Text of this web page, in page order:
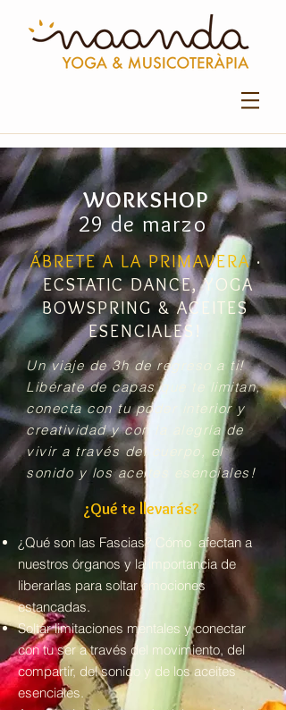
¿Qué te llevarás?
¿Qué son las Fascias? Cómo afectan a
nuestros órganos y la importancia de
liberarlas para soltar emociones
estancadas.
Soltar limitaciones mentales y conectar
con tu ser a través del movimiento, del
compartir, del sonido y de los aceites
esenciales.
WORKSHOP
29 de marzo
ÁBRETE A LA PRIMAVERA ·
ECSTATIC DANCE, YOGA
BOWSPRING & ACEITES
ESENCIALES!
Un viaje de 3h de regreso a ti!
Libérate de capas que te limitan,
conecta con tu poder interior y
creatividad y con la alegría de
vivir a través del cuerpo, el
sonido y los aceites esenciales!